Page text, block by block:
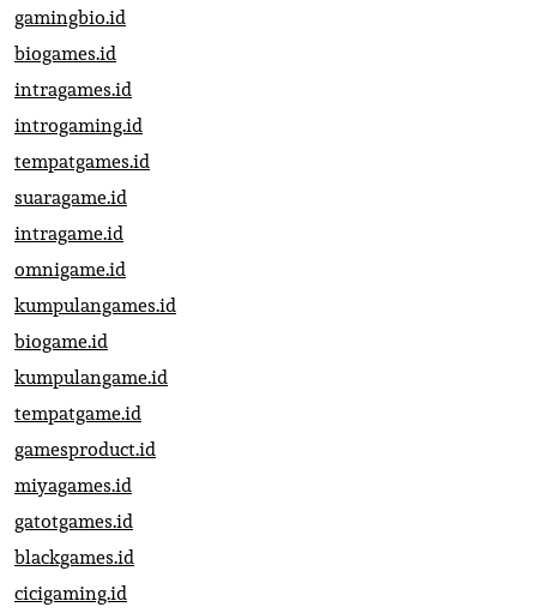
gamingbio.id
biogames.id
intragames.id
introgaming.id
tempatgames.id
suaragame.id
intragame.id
omnigame.id
kumpulangames.id
biogame.id
kumpulangame.id
tempatgame.id
gamesproduct.id
miyagames.id
gatotgames.id
blackgames.id
cicigaming.id